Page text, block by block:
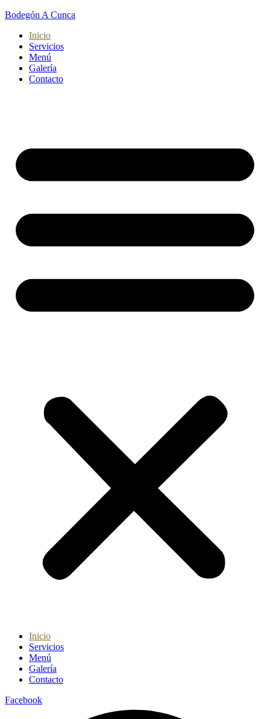
Bodegón A Cunca
Inicio
Servicios
Menú
Galería
Contacto
Inicio
Servicios
Menú
Galería
Contacto
Facebook